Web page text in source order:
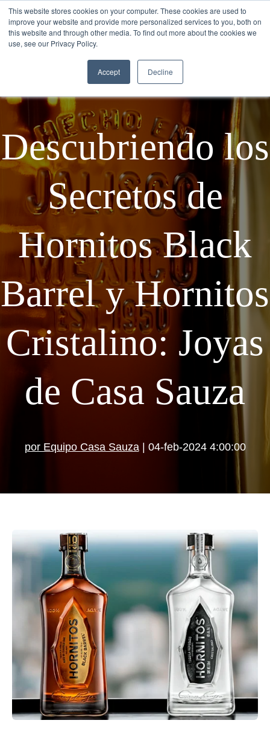
This website stores cookies on your computer. These cookies are used to
improve your website and provide more personalized services to you, both on
this website and through other media. To find out more about the cookies we
use, see our Privacy Policy.
Accept Decline
Descubriendo los
Secretos de
Hornitos Black
Barrel y Hornitos
Cristalino: Joyas
de Casa Sauza
por Equipo Casa Sauza| 04-feb-2024 4:00:00